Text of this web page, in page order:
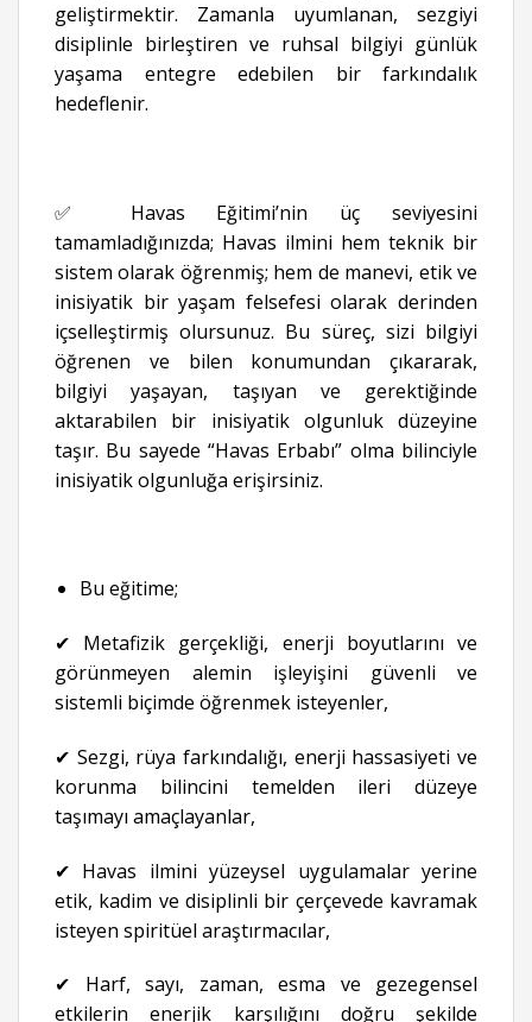
geliştirmektir. Zamanla uyumlanan, sezgiyi
disiplinle birleştiren ve ruhsal bilgiyi günlük
yaşama entegre edebilen bir farkındalık
hedeflenir.
✅ Havas Eğitimi’nin üç seviyesini
tamamladığınızda; Havas ilmini hem teknik bir
sistem olarak öğrenmiş; hem de manevi, etik ve
inisiyatik bir yaşam felsefesi olarak derinden
içselleştirmiş olursunuz. Bu süreç, sizi bilgiyi
öğrenen ve bilen konumundan çıkararak,
bilgiyi yaşayan, taşıyan ve gerektiğinde
aktarabilen bir inisiyatik olgunluk düzeyine
taşır. Bu sayede “Havas Erbabı” olma bilinciyle
inisiyatik olgunluğa erişirsiniz.
Bu eğitime;
✔ Metafizik gerçekliği, enerji boyutlarını ve
görünmeyen alemin işleyişini güvenli ve
sistemli biçimde öğrenmek isteyenler,
✔ Sezgi, rüya farkındalığı, enerji hassasiyeti ve
korunma bilincini temelden ileri düzeye
taşımayı amaçlayanlar,
✔ Havas ilmini yüzeysel uygulamalar yerine
etik, kadim ve disiplinli bir çerçevede kavramak
isteyen spiritüel araştırmacılar,
✔ Harf, sayı, zaman, esma ve gezegensel
etkilerin enerjik karşılığını doğru şekilde